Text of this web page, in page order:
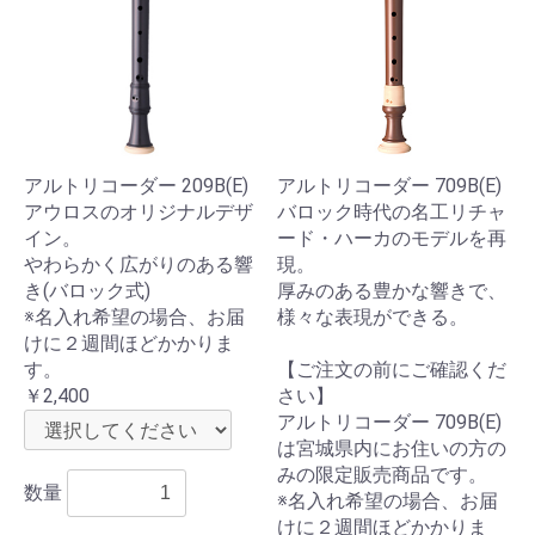
アルトリコーダー 209B(E)
アウロスのオリジナルデザ
イン。
やわらかく広がりのある響
き(バロック式)
※名入れ希望の場合、お届
けに２週間ほどかかりま
す。
￥2,400
数量
アルトリコーダー 709B(E)
バロック時代の名工リチャ
ード・ハーカのモデルを再
現。
厚みのある豊かな響きで、
様々な表現ができる。
【ご注文の前にご確認くだ
さい】
アルトリコーダー 709B(E)
は宮城県内にお住いの方の
みの限定販売商品です。
※名入れ希望の場合、お届
けに２週間ほどかかりま